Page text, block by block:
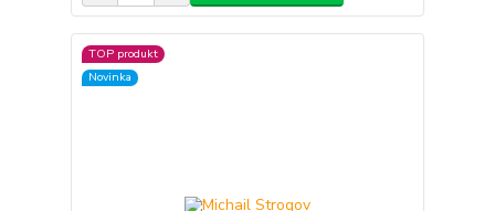
TOP produkt
Novinka